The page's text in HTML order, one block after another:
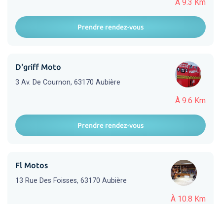
À 9.3 Km
Prendre rendez-vous
À 9.6 Km
D'griff Moto
3 Av. De Cournon, 63170 Aubière
Prendre rendez-vous
À 10.8 Km
Fl Motos
13 Rue Des Foisses, 63170 Aubière